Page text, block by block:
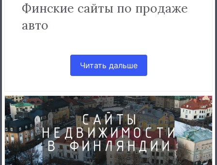
Финские сайты по продаже
авто
Читать дальше